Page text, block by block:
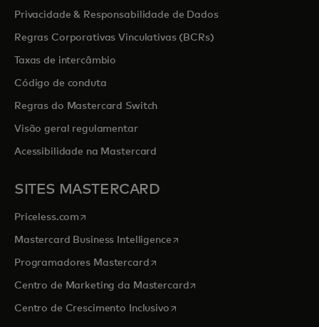
Privacidade & Responsabilidade de Dados
Regras Corporativas Vinculativas (BCRs)
Taxas de intercâmbio
Código de conduta
Regras do Mastercard Switch
Visão geral regulamentar
Acessibilidade na Mastercard
SITES MASTERCARD
Priceless.com opens in a new tab
Mastercard Business Intelligenceopens in a new tab
Programadores Mastercardopens in a new tab
Centro de Marketing da Mastercardopens in a new tab
Centro de Crescimento Inclusivoopens in a new tab